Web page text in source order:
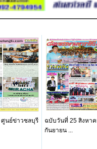
นย์ข่าวชลบุรี
ฉบับวันที่ 25 สิงหา
กันยายน ...